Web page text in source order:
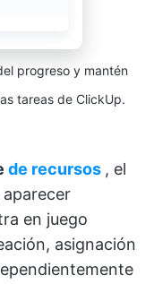
progreso y mantén
tareas de ClickUp.
de recursos , el
en juego
asignación